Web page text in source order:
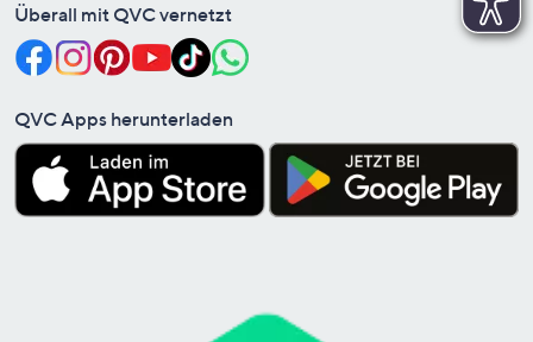
Überall mit QVC vernetzt
QVC Apps herunterladen